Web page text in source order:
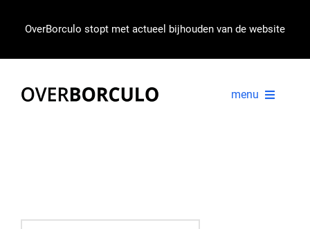
OverBorculo stopt met actueel bijhouden van de website
menu